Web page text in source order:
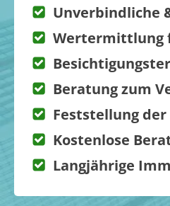
Unverbindliche
Wertermittlung
Beratung zum
Feststellung der
Kostenlose
Langjährige